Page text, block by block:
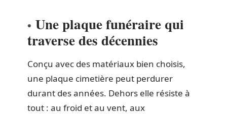
Une plaque funéraire qui
traverse des décennies
Conçu avec des matériaux bien choisis,
une plaque cimetière peut perdurer
durant des années. Dehors elle résiste à
tout : au froid et au vent, aux